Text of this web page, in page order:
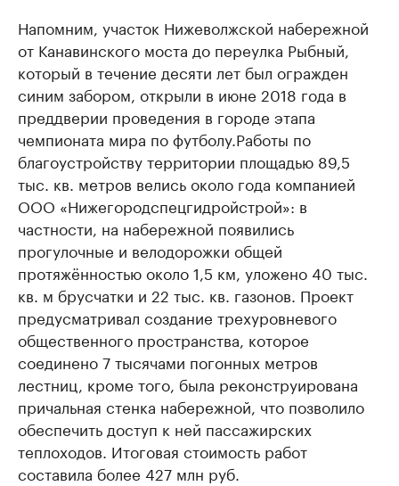
Напомним, участок Нижеволжской набережной
от Канавинского моста до переулка Рыбный,
который в течение десяти лет был огражден
синим забором, открыли в июне 2018 года в
преддверии проведения в городе этапа
чемпионата мира по футболу.Работы по
благоустройству территории площадью 89,5
тыс. кв. метров велись около года компанией
ООО «Нижегородспецгидройстрой»: в
частности, на набережной появились
прогулочные и велодорожки общей
протяжённостью около 1,5 км, уложено 40 тыс.
кв. м брусчатки и 22 тыс. кв. газонов. Проект
предусматривал создание трехуровневого
общественного пространства, которое
соединено 7 тысячами погонных метров
лестниц, кроме того, была реконструирована
причальная стенка набережной, что позволило
обеспечить доступ к ней пассажирских
теплоходов. Итоговая стоимость работ
составила более 427 млн руб.